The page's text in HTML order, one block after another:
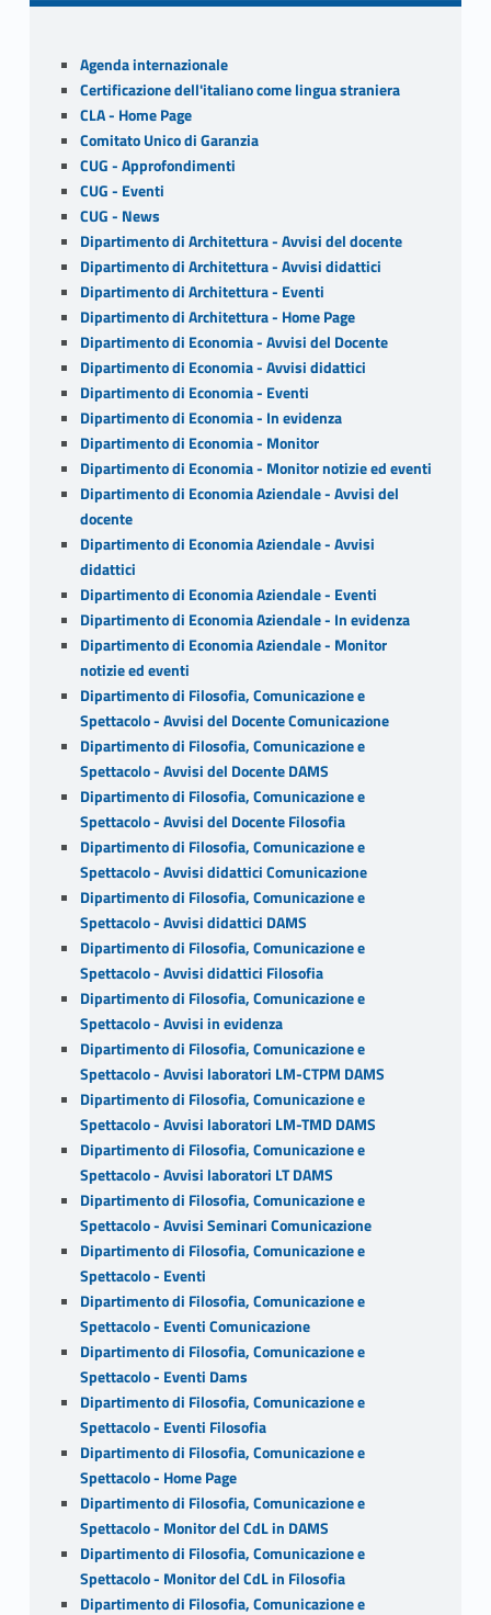
o
o
k
er l e
Sidebar
Agenda internazionale
Certificazione dell'italiano come lingua straniera
CLA - Home Page
Comitato Unico di Garanzia
CUG - Approfondimenti
CUG - Eventi
CUG - News
Dipartimento di Architettura - Avvisi del docente
Dipartimento di Architettura - Avvisi didattici
Dipartimento di Architettura - Eventi
Dipartimento di Architettura - Home Page
Dipartimento di Economia - Avvisi del Docente
Dipartimento di Economia - Avvisi didattici
Dipartimento di Economia - Eventi
Dipartimento di Economia - In evidenza
Dipartimento di Economia - Monitor
Dipartimento di Economia - Monitor notizie ed eventi
Dipartimento di Economia Aziendale - Avvisi del
docente
Dipartimento di Economia Aziendale - Avvisi
didattici
Dipartimento di Economia Aziendale - Eventi
Dipartimento di Economia Aziendale - In evidenza
Dipartimento di Economia Aziendale - Monitor
notizie ed eventi
Dipartimento di Filosofia, Comunicazione e
Spettacolo - Avvisi del Docente Comunicazione
Dipartimento di Filosofia, Comunicazione e
Spettacolo - Avvisi del Docente DAMS
Dipartimento di Filosofia, Comunicazione e
Spettacolo - Avvisi del Docente Filosofia
Dipartimento di Filosofia, Comunicazione e
Spettacolo - Avvisi didattici Comunicazione
Dipartimento di Filosofia, Comunicazione e
Spettacolo - Avvisi didattici DAMS
Dipartimento di Filosofia, Comunicazione e
Spettacolo - Avvisi didattici Filosofia
Dipartimento di Filosofia, Comunicazione e
Spettacolo - Avvisi in evidenza
Dipartimento di Filosofia, Comunicazione e
Spettacolo - Avvisi laboratori LM-CTPM DAMS
Dipartimento di Filosofia, Comunicazione e
Spettacolo - Avvisi laboratori LM-TMD DAMS
Dipartimento di Filosofia, Comunicazione e
Spettacolo - Avvisi laboratori LT DAMS
Dipartimento di Filosofia, Comunicazione e
Spettacolo - Avvisi Seminari Comunicazione
Dipartimento di Filosofia, Comunicazione e
Spettacolo - Eventi
Dipartimento di Filosofia, Comunicazione e
Spettacolo - Eventi Comunicazione
Dipartimento di Filosofia, Comunicazione e
Spettacolo - Eventi Dams
Dipartimento di Filosofia, Comunicazione e
Spettacolo - Eventi Filosofia
Dipartimento di Filosofia, Comunicazione e
Spettacolo - Home Page
Dipartimento di Filosofia, Comunicazione e
Spettacolo - Monitor del CdL in DAMS
Dipartimento di Filosofia, Comunicazione e
Spettacolo - Monitor del CdL in Filosofia
Dipartimento di Filosofia, Comunicazione e